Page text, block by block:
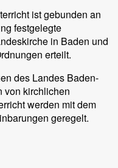
ist gebunden an
festgelegte
in Baden und
erteilt.
des Landes Baden-
von kirchlichen
werden mit dem
geregelt.